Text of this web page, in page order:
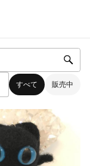
すべて 販売中